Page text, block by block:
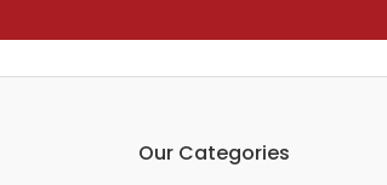
Our Categories